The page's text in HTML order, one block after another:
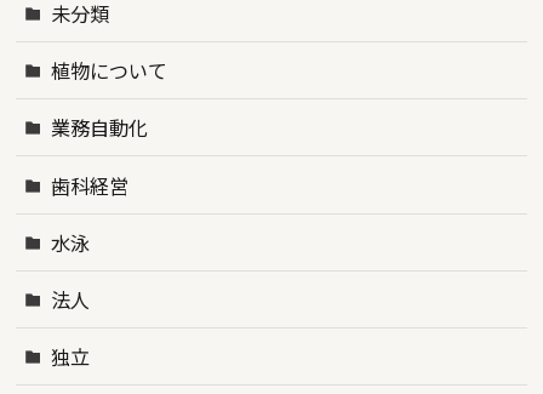
未分類
植物について
業務自動化
歯科経営
水泳
法人
独立